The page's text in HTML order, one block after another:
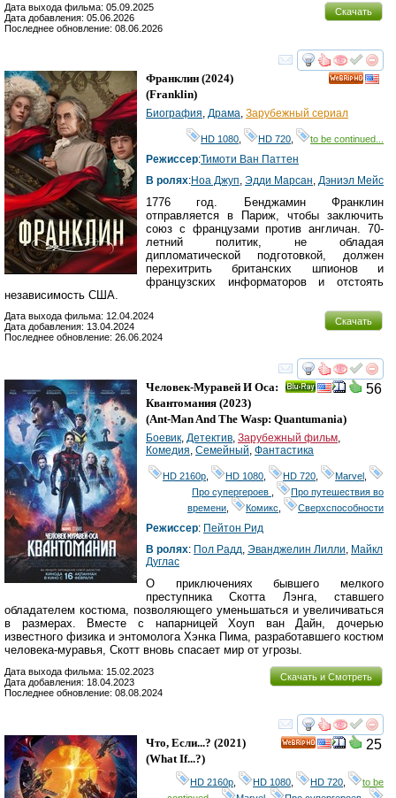
Скачать
Дата выхода фильма: 05.09.2025
Дата добавления: 05.06.2026
Последнее обновление: 08.06.2026
смотреть
Франклин (2024)
(Franklin)
Биография Драма Зарубежный сериал
HD 1080 HD 720 to be continued...
Режиссер:Тимоти Ван Паттен
В ролях:Ноа Джуп Эдди Марсан Дэниэл Мейс
1776 год. Бенджамин Франклин
отправляется в Париж, чтобы заключить
союз с французами против англичан. 70-
летний политик, не обладая
дипломатической подготовкой, должен
перехитрить британских шпионов и
французских информаторов и отстоять
независимость США.
Скачать
Дата выхода фильма: 12.04.2024
Дата добавления: 13.04.2024
Последнее обновление: 26.06.2024
смотреть
56
Человек-Муравей И Оса:
Квантомания (2023)
(Ant-Man And The Wasp: Quantumania)
Боевик, Детектив, Зарубежный фильм,
Комедия, Семейный, Фантастика
HD 2160р HD 1080 HD 720 Marvel
Про супергероев
Про путешествия во
времени
Комикс Сверхспособности
Режиссер: Пейтон Рид
В ролях: Пол Радд, Эванджелин Лилли, Майкл
Дуглас
О приключениях бывшего мелкого
преступника Скотта Лэнга, ставшего
обладателем костюма, позволяющего уменьшаться и увеличиваться
в размерах. Вместе с напарницей Хоуп ван Дайн, дочерью
известного физика и энтомолога Хэнка Пима, разработавшего костюм
человека-муравья, Скотт вновь спасает мир от угрозы.
Скачать и Смотреть
Дата выхода фильма: 15.02.2023
Дата добавления: 18.04.2023
Последнее обновление: 08.08.2024
смотреть
25
Что, Если...? (2021)
(What If...?)
HD 2160р HD 1080 HD 720
to be